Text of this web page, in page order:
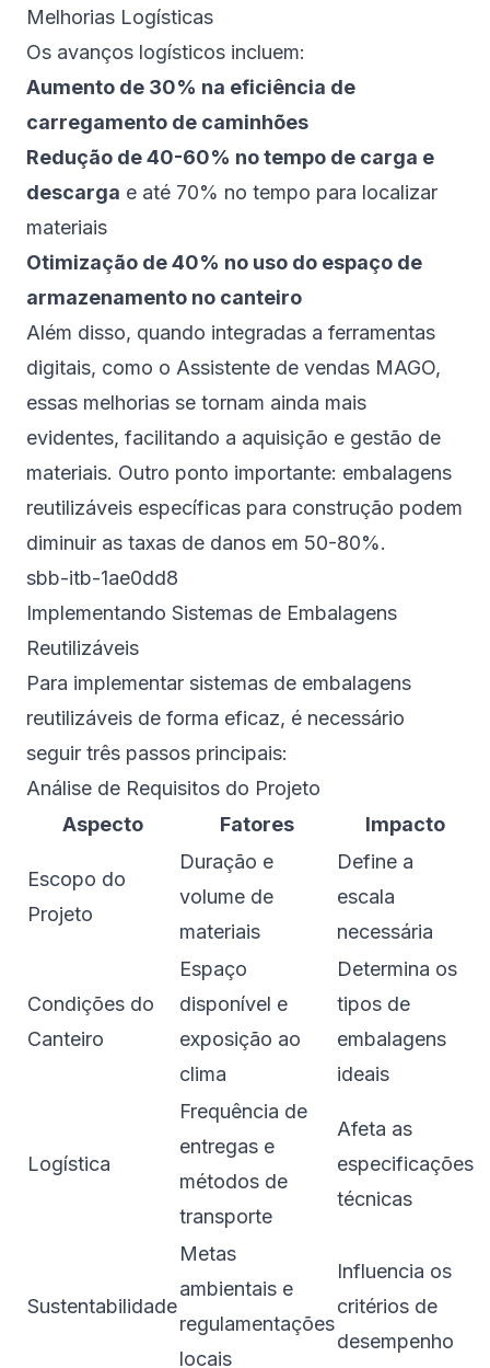
Melhorias Logísticas
Os avanços logísticos incluem:
Aumento de 30% na eficiência de
carregamento de caminhões
Redução de 40-60% no tempo de carga e
descarga e até 70% no tempo para localizar
materiais
Otimização de 40% no uso do espaço de
armazenamento no canteiro
Além disso, quando integradas a ferramentas
digitais, como o Assistente de vendas MAGO,
essas melhorias se tornam ainda mais
evidentes, facilitando a aquisição e gestão de
materiais. Outro ponto importante: embalagens
reutilizáveis específicas para construção podem
diminuir as taxas de danos em 50-80%.
sbb-itb-1ae0dd8
Implementando Sistemas de Embalagens
Reutilizáveis
Para implementar sistemas de embalagens
reutilizáveis de forma eficaz, é necessário
seguir três passos principais:
Análise de Requisitos do Projeto
Aspecto
Fatores Impacto
Escopo do
Projeto
Duração e
volume de
materiais
Define a
escala
necessária
Condições do
Canteiro
Espaço
disponível e
exposição ao
clima
Determina os
tipos de
embalagens
ideais
Logística
Frequência de
entregas e
métodos de
transporte
Afeta as
especificações
técnicas
Sustentabilidade
Metas
ambientais e
regulamentações
locais
Influencia os
critérios de
desempenho